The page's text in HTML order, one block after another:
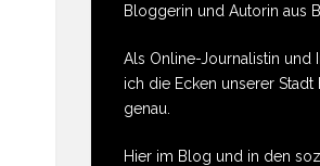
Bloggerin und Autorin aus
Als Online-Journalistin und
ich die Ecken unserer
genau.
Hier im Blog und in den